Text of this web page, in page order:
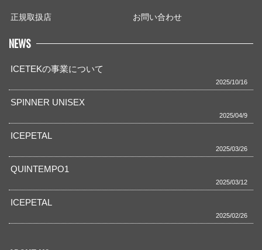
正規取扱店 お問い合わせ
NEWS
ICETEKの事業について
2025/10/16
SPINNER UNISEX
2025/04/9
ICEPETAL
2025/03/26
QUINTEMPO1
2025/03/12
ICEPETAL
2025/02/26